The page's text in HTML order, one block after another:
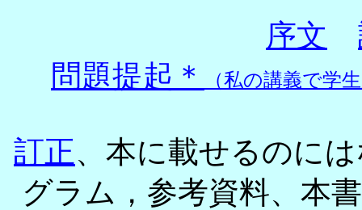
序文
問題提起＊
（私の講義で学
訂正、本に載せるのに
グラム，参考資料、本